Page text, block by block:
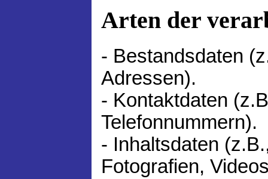
Arten der
- Bestandsdaten
Adressen).
- Kontaktdaten
Telefonnummern).
- Inhaltsdaten
Fotografien,